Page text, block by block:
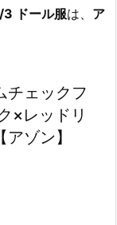
3 ドール服は、 ア
チェックフ
×レッドリ
ゾン】